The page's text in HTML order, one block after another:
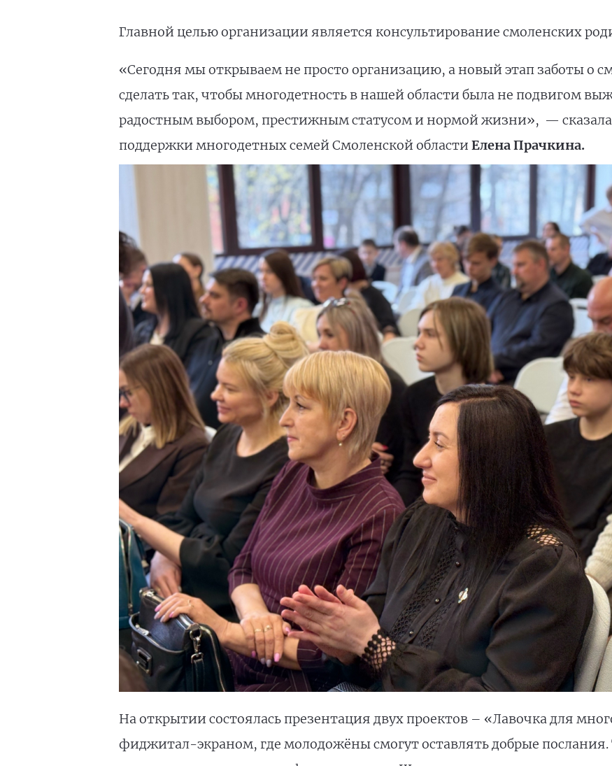
Главной целью организации является консультирование смоленских
«Сегодня мы открываем не просто организацию, а новый этап заботы о
сделать так, чтобы многодетность в нашей области была не подвигом
радостным выбором, престижным статусом и нормой жизни», — сказала
поддержки многодетных семей Смоленской области Елена Прачкина.
На открытии состоялась презентация двух проектов – «Лавочка для
фиджитал-экраном, где молодожёны смогут оставлять добрые